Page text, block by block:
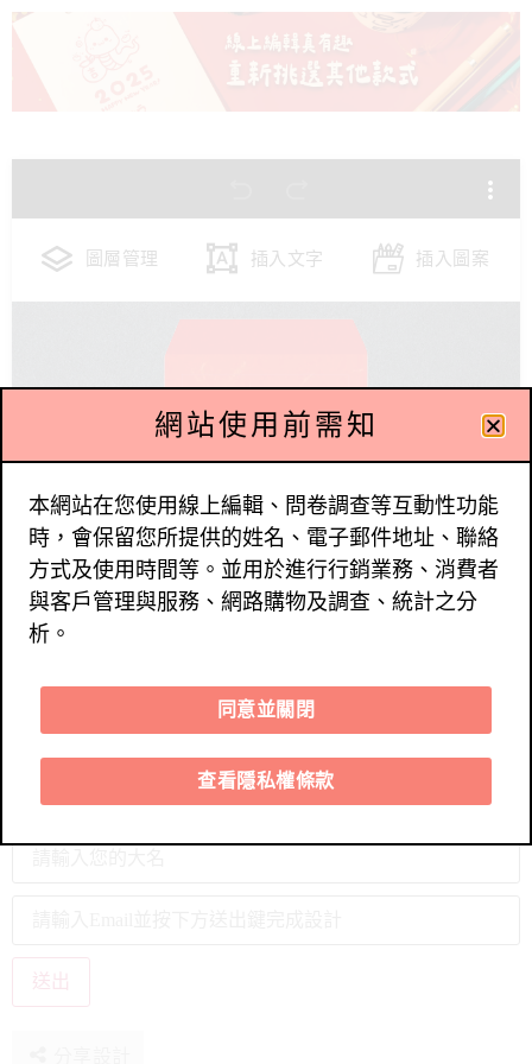
圖層管理 插入文字 插入圖案
網站使用前需知
本網站在您使用線上編輯、問卷調查等互動性功能
時，會保留您所提供的姓名、電子郵件地址、聯絡
方式及使用時間等。並用於進行行銷業務、消費者
與客戶管理與服務、網路購物及調查、統計之分
析。
同意並關閉
查看隱私權條款